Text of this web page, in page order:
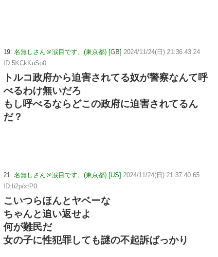
19: 名無しさん＠涙目です。(東京都) [GB] 2024/11/24(日) 21:36:43.24
ID:5KCkKuSo0
トルコ政府から迫害されてる奴が警察なんて呼
べるわけ無いだろ
もし呼べるならどこの政府に迫害されてるん
だ？
21: 名無しさん＠涙目です。(東京都) [US] 2024/11/24(日) 21:37:40.65
ID:Ii2p/xtP0
こいつらほんとヤベーな
ちゃんと追い返せよ
何が難民だ
女の子に性犯罪しても謎の不起訴ばっかり